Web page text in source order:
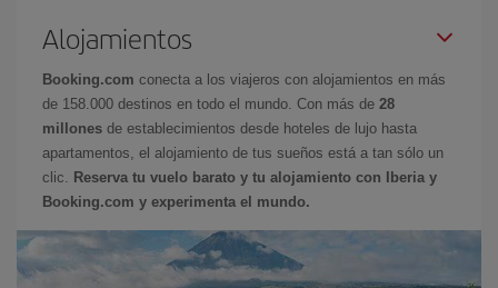
Alojamientos
Booking.com conecta a los viajeros con alojamientos en más
de 158.000 destinos en todo el mundo. Con más de 28
millones de establecimientos desde hoteles de lujo hasta
apartamentos, el alojamiento de tus sueños está a tan sólo un
clic.
Reserva tu vuelo barato y tu alojamiento con Iberia y
Booking.com y experimenta el mundo.